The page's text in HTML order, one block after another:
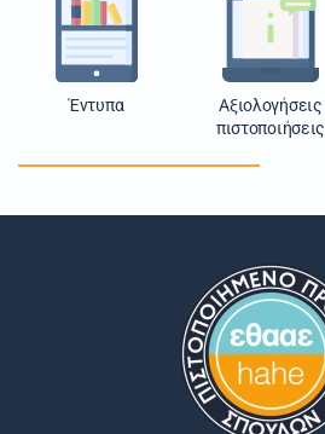
Έντυπα
Αξιολογήσεις
πιστοποιήσεις